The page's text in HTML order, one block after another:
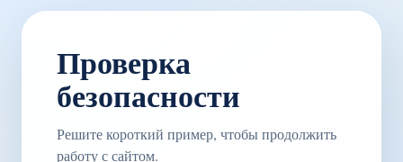
Проверка
безопасности
Решите короткий пример, чтобы продолжить
работу с сайтом.